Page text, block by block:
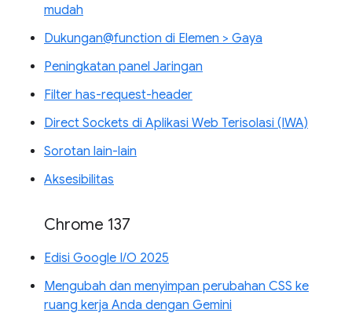
mudah
Dukungan@function di Elemen > Gaya
Peningkatan panel Jaringan
Filter has-request-header
Direct Sockets di Aplikasi Web Terisolasi (IWA)
Sorotan lain-lain
Aksesibilitas
Chrome 137
Edisi Google I/O 2025
Mengubah dan menyimpan perubahan CSS ke
ruang kerja Anda dengan Gemini